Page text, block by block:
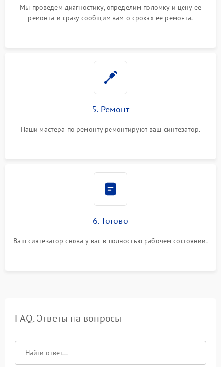
Мы проведем диагностику, определим поломку и цену ее
ремонта и сразу сообщим вам о сроках ее ремонта.
5. Ремонт
Наши мастера по ремонту ремонтируют ваш синтезатор.
6. Готово
Ваш синтезатор снова у вас в полностью рабочем состоянии.
FAQ. Ответы на вопросы